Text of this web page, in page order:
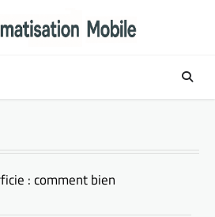
: comment bien